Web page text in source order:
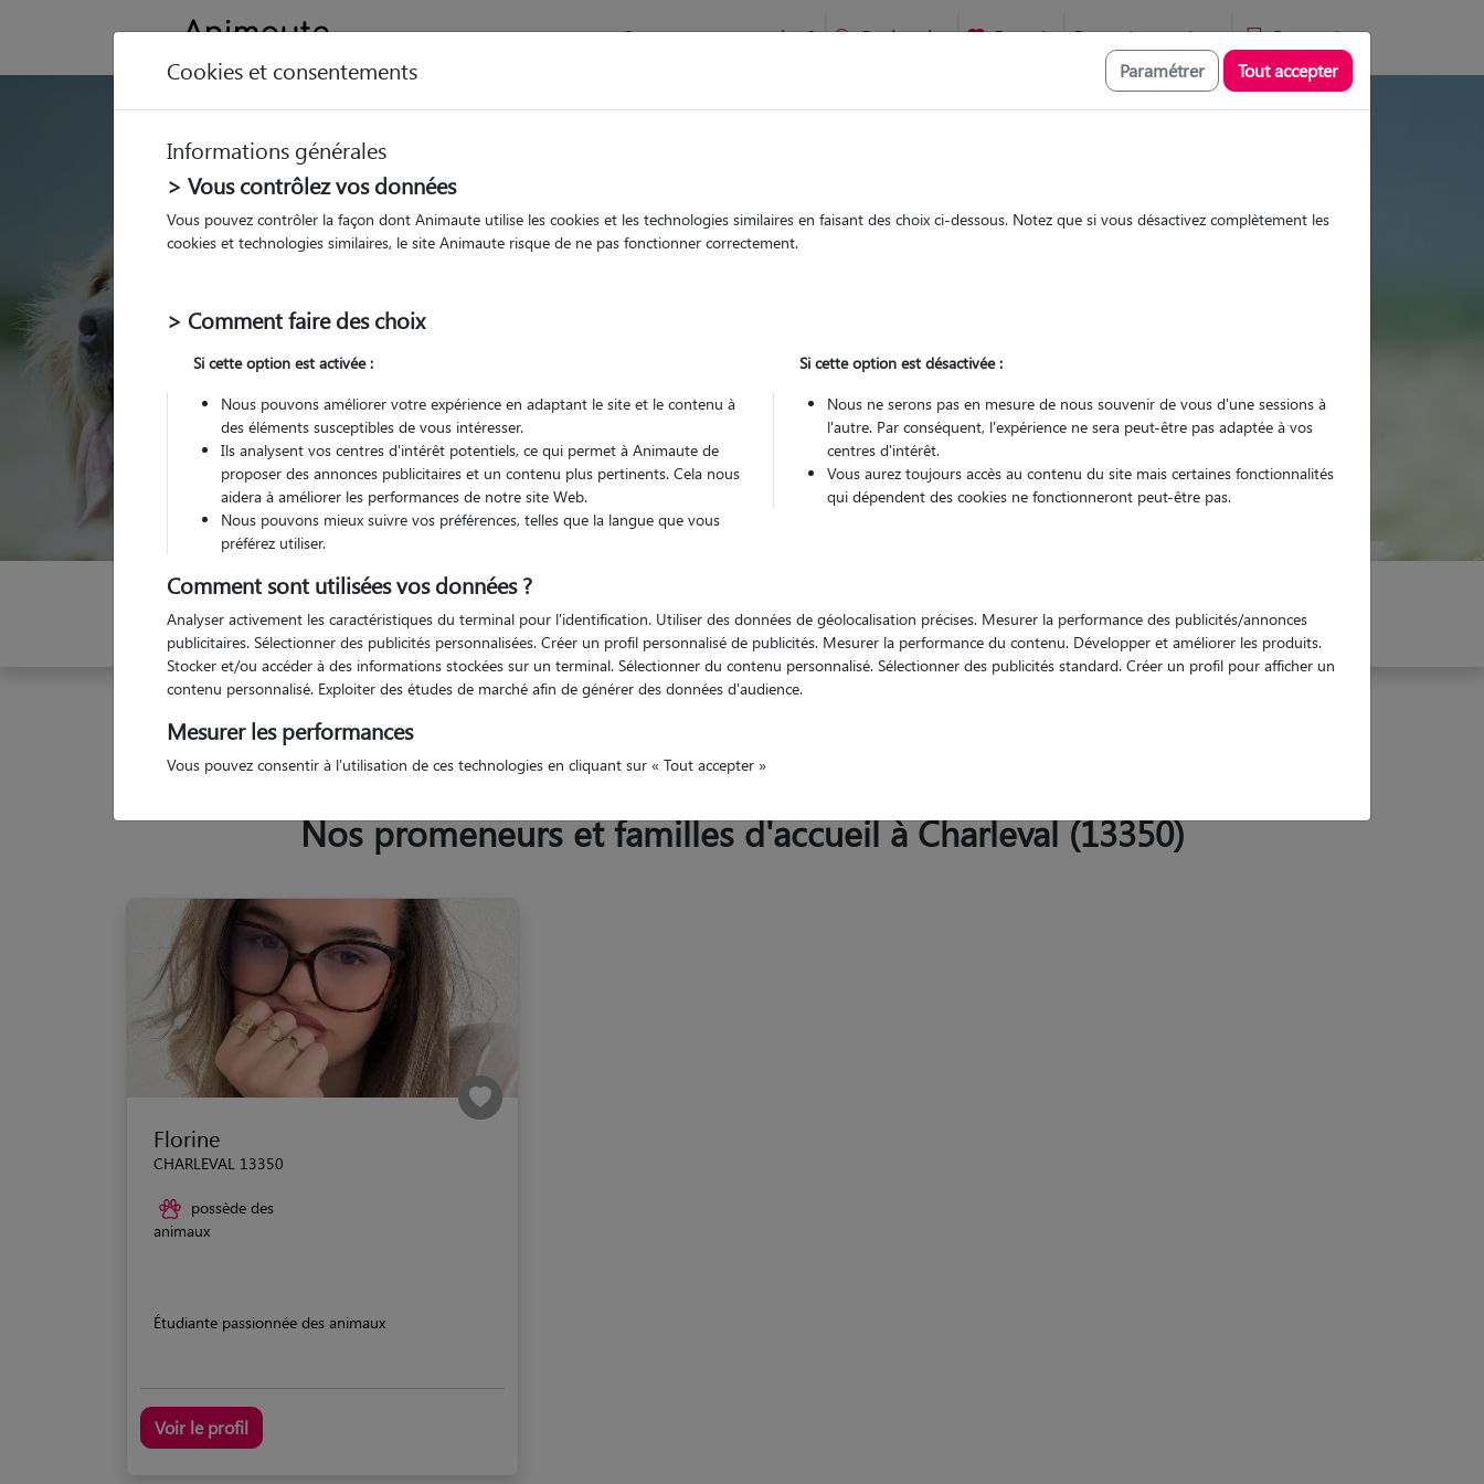
Comment ça marche ? Recherche Favoris Devenir pet sitter Connexion
GARDE ANIMAUX à Charleval : Garde chien et chat en famille ou à domicile, visites et promenades
Trouvez une garde animaux à
Charleval
Garde Promenades
Pour quel animal ?
Trouver mon Pet Sitter
Indiquez vos dates
Nos promeneurs et familles d'accueil à Charleval (13350)
Florine
CHARLEVAL 13350
possède des
animaux
Étudiante passionnée des animaux
Voir le profil
Cookies et consentements Paramétrer Tout accepter
Informations générales
> Vous contrôlez vos données
Vous pouvez contrôler la façon dont Animaute utilise les cookies et les technologies similaires en faisant des choix ci-dessous. Notez que si vous désactivez complètement les
cookies et technologies similaires, le site Animaute risque de ne pas fonctionner correctement.
> Comment faire des choix
Si cette option est activée :
Nous pouvons améliorer votre expérience en adaptant le site et le contenu à
des éléments susceptibles de vous intéresser.
Ils analysent vos centres d'intérêt potentiels, ce qui permet à Animaute de
proposer des annonces publicitaires et un contenu plus pertinents. Cela nous
aidera à améliorer les performances de notre site Web.
Nous pouvons mieux suivre vos préférences, telles que la langue que vous
préférez utiliser.
Si cette option est désactivée :
Nous ne serons pas en mesure de nous souvenir de vous d'une sessions à
l'autre. Par conséquent, l'expérience ne sera peut-être pas adaptée à vos
centres d'intérêt.
Vous aurez toujours accès au contenu du site mais certaines fonctionnalités
qui dépendent des cookies ne fonctionneront peut-être pas.
Comment sont utilisées vos données ?
Analyser activement les caractéristiques du terminal pour l'identification. Utiliser des données de géolocalisation précises. Mesurer la performance des publicités/annonces
publicitaires. Sélectionner des publicités personnalisées. Créer un profil personnalisé de publicités. Mesurer la performance du contenu. Développer et améliorer les produits.
Stocker et/ou accéder à des informations stockées sur un terminal. Sélectionner du contenu personnalisé. Sélectionner des publicités standard. Créer un profil pour afficher un
contenu personnalisé. Exploiter des études de marché afin de générer des données d'audience.
Mesurer les performances
Vous pouvez consentir à l'utilisation de ces technologies en cliquant sur « Tout accepter »